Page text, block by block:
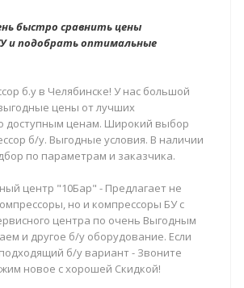
быстро сравнить цены
и подобрать оптимальные
б.у в Челябинске! У нас большой
цены от лучших
доступным ценам. Широкий выбор
б/у. Выгодные условия. В наличии
по параметрам и заказчика.
центр "10Бар" - Предлагает не
но и компрессоры БУ с
центра по очень Выгодным
и другое б/у оборудование. Если
б/у вариант - Звоните
новое с хорошей Скидкой!